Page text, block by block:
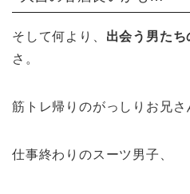
そして何より、 出会う男た
さ。
筋トレ帰りのがっしりお兄さ
仕事終わりのスーツ男子、